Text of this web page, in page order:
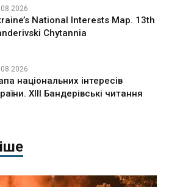
National Interests Map. 13th
Chytannia
національних інтересів
ХІІІ Бандерівські читання